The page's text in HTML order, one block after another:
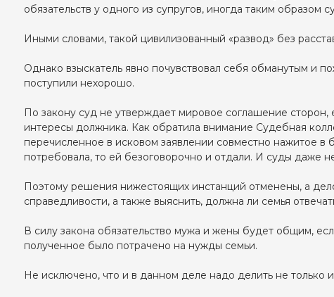
обязательств у одного из супругов, иногда таким
Иными словами, такой цивилизованный «развод» без
Однако взыскатель явно почувствовал себя обманутым и
поступили нехорошо.
По закону суд не утверждает мировое соглашение
интересы должника. Как обратила внимание Судебная
перечисленное в исковом заявлении совместно нажитое
потребовала, то ей безоговорочно и отдали. И суды даже
Поэтому решения нижестоящих инстанций отменены, а
справедливости, а также выяснить, должна ли семья
В силу закона обязательство мужа и жены будет общим,
полученное было потрачено на нужды семьи.
Не исключено, что и в данном деле надо делить не только